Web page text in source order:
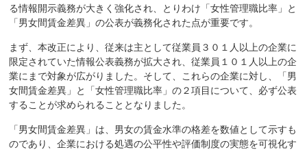
る情報開示義務が大きく強化され、とりわけ「女性管理職比率」と
「男女間賃金差異」の公表が義務化された点が重要です。
まず、本改正により、従来は主として従業員３０１人以上の企業に
限定されていた情報公表義務が拡大され、従業員１０１人以上の企
業にまで対象が広がりました。そして、これらの企業に対し、「男
女間賃金差異」と「女性管理職比率」の２項目について、必ず公表
することが求められることとなりました。
「男女間賃金差異」は、男女の賃金水準の格差を数値として示すも
のであり、企業における処遇の公平性や評価制度の実態を可視化す